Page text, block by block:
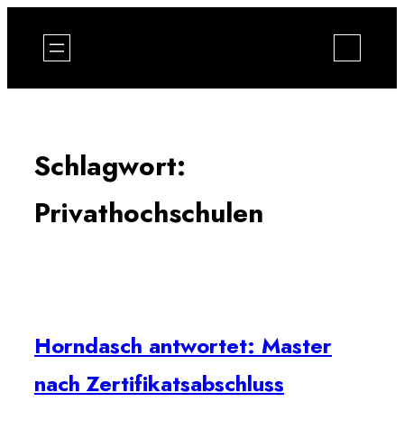
Inhalt
springen
Schlagwort:
Privathochschulen
Horndasch antwortet: Master
nach Zertifikatsabschluss